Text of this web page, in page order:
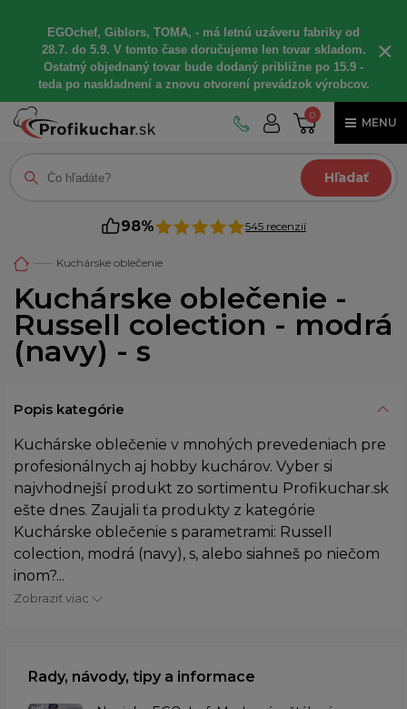
EGOchef, Giblors, TOMA, - má letnú uzáveru fabriky od
28.7. do 5.9. V tomto čase doručujeme len tovar skladom.
Ostatný objednaný tovar bude dodaný približne po 15.9 -
teda po naskladnení a znovu otvorení prevádzok výrobcov.
×
0
MENU
Hľadať
98% 545 recenzií
Kuchárske oblečenie
Kuchárske oblečenie -
Russell colection - modrá
(navy) - s
Popis kategórie
Kuchárske oblečenie v mnohých prevedeniach pre
profesionálnych aj hobby kuchárov. Vyber si
najvhodnejší produkt zo sortimentu Profikuchar.sk
ešte dnes. Zaujali ťa produkty z kategórie
Kuchárske oblečenie s parametrami: Russell
colection, modrá (navy), s, alebo siahneš po niečom
inom?...
Zobraziť viac
Rady, návody, tipy a informace